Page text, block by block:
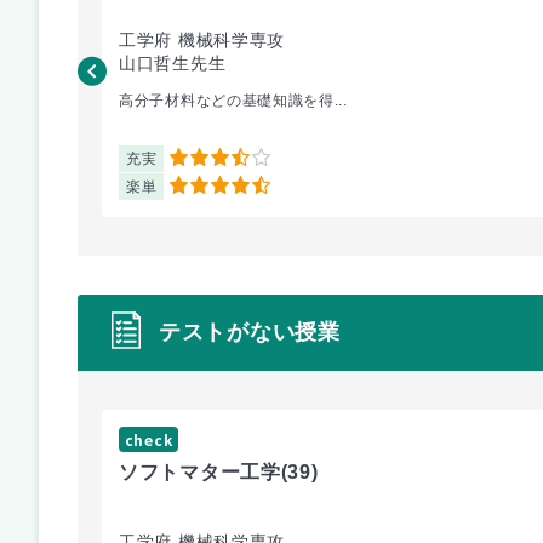
工学府 機械科学専攻
山口哲生先生
高分子材料などの基礎知識を得...
充実 3.5
楽単 4.5
テストがない授業
check
ソフトマター工学(39)